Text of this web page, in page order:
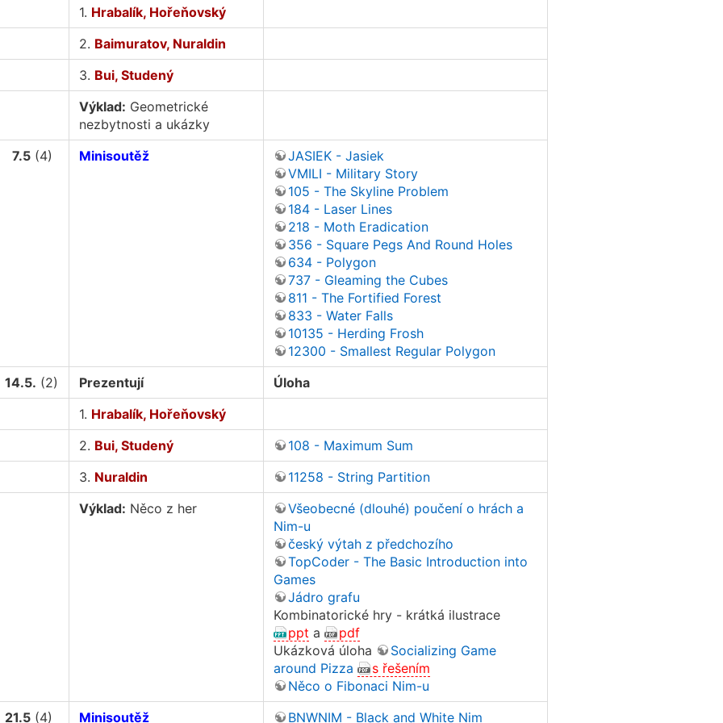
1. Hrabalík, Hořeňovský
2. Baimuratov, Nuraldin
3. Bui, Studený
Výklad: Geometrické
nezbytnosti a ukázky
7.5(4) Minisoutěž
JASIEK - Jasiek
VMILI - Military Story
105 - The Skyline Problem
184 - Laser Lines
218 - Moth Eradication
356 - Square Pegs And Round Holes
634 - Polygon
737 - Gleaming the Cubes
811 - The Fortified Forest
833 - Water Falls
10135 - Herding Frosh
12300 - Smallest Regular Polygon
14.5. (2) Prezentují
Úloha
1. Hrabalík, Hořeňovský
2. Bui, Studený
108 - Maximum Sum
3. Nuraldin
11258 - String Partition
Výklad: Něco z her
Všeobecné (dlouhé) poučení o hrách a
Nim-u
český výtah z předchozího
TopCoder - The Basic Introduction into
Games
Jádro grafu
Kombinatorické hry - krátká ilustrace
ppt a
pdf
Ukázková úloha
Socializing Game
around Pizza
s řešením
Něco o Fibonaci Nim-u
21.5 (4) Minisoutěž BNWNIM - Black and White Nim